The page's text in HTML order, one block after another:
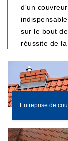
d'un
sur le bout
réussite de la
Entreprise de